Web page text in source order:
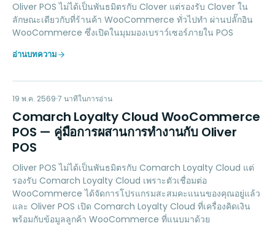
Oliver POS ไม่ได้เป็นพันธมิตรกับ Clover แต่รองรับ Clover ใน
ลักษณะเดียวกับที่ร้านค้า WooCommerce ทั่วไปทำ ผ่านปลั๊กอิน
WooCommerce ซึ่งเปิดในมุมมองเบราว์เซอร์ภายใน POS
อ่านบทความ
CL
LOYALTY
19 พ.ค. 2569 7 นาทีในการอ่าน
Comarch Loyalty Cloud WooCommerce
POS — คู่มือการผสานการทำงานกับ Oliver
POS
Oliver POS ไม่ได้เป็นพันธมิตรกับ Comarch Loyalty Cloud แต่
รองรับ Comarch Loyalty Cloud เพราะตัวเชื่อมต่อ
WooCommerce ได้จัดการโปรแกรมสะสมคะแนนของคุณอยู่แล้ว
และ Oliver POS เปิด Comarch Loyalty Cloud ที่เครื่องคิดเงิน
พร้อมกับข้อมูลลูกค้า WooCommerce ที่แนบมาด้วย